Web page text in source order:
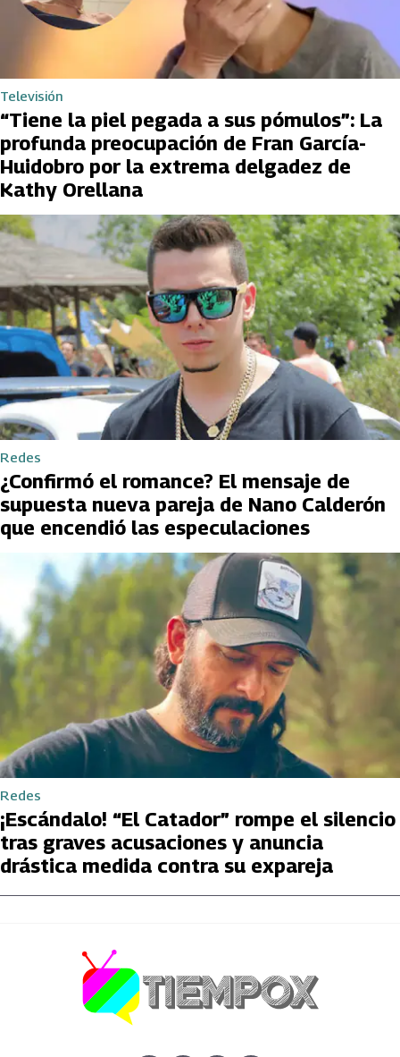
Televisión
“Tiene la piel pegada a sus pómulos”: La
profunda preocupación de Fran García-
Huidobro por la extrema delgadez de
Kathy Orellana
Redes
¿Confirmó el romance? El mensaje de
supuesta nueva pareja de Nano Calderón
que encendió las especulaciones
Redes
¡Escándalo! “El Catador” rompe el silencio
tras graves acusaciones y anuncia
drástica medida contra su expareja